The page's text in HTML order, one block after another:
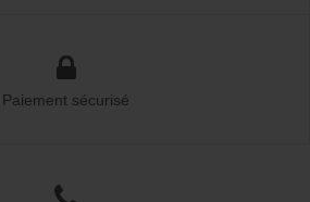
Paiement sécurisé